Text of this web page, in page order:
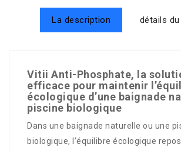
La description détails
Vitii Anti-Phosphate, la
efficace pour maintenir
écologique d’une baignade
piscine biologique
Dans une baignade naturelle ou une
biologique, l’équilibre écologique